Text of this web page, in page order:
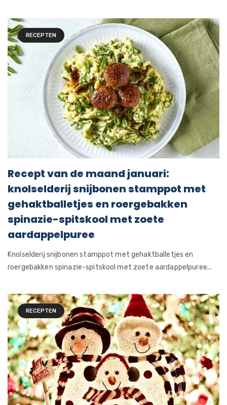
RECEPTEN
Recept van de maand januari:
knolselderij snijbonen stamppot met
gehaktballetjes en roergebakken
spinazie-spitskool met zoete
aardappelpuree
Knolselderij snijbonen stamppot met gehaktballetjes en
roergebakken spinazie-spitskool met zoete aardappelpuree...
RECEPTEN